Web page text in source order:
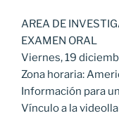
AREA DE
EXAMEN ORAL
Viernes, 19
Zona horaria:
Información para
Vínculo a la